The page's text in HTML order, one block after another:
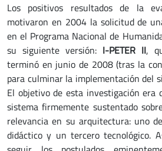
Los positivos resultados de la
motivaron en 2004 la solicitud de
en el Programa Nacional de
su siguiente versión: I-PETER II,
terminó en junio de 2008 (tras la
para culminar la implementación del
El objetivo de esta investigación era
sistema firmemente sustentado
relevancia en su arquitectura: uno
didáctico y un tercero tecnológico.